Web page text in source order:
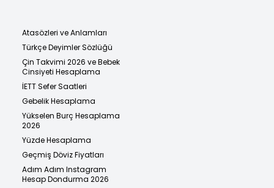
Atasözleri ve Anlamları
Türkçe Deyimler Sözlüğü
Çin Takvimi 2026 ve Bebek
Cinsiyeti Hesaplama
İETT Sefer Saatleri
Gebelik Hesaplama
Yükselen Burç Hesaplama
2026
Yüzde Hesaplama
Geçmiş Döviz Fiyatları
Adım Adım Instagram
Hesap Dondurma 2026